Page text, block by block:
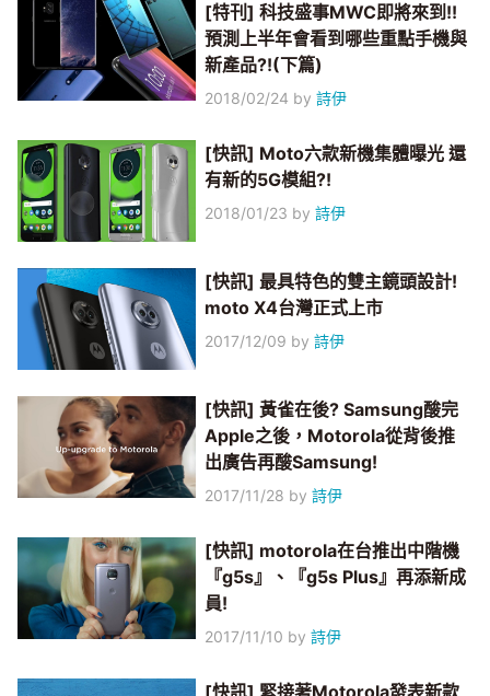
[特刊] 科技盛事MWC即將來到!!
預測上半年會看到哪些重點手機與
新產品?!(下篇)
2018/02/24 by詩伊
[快訊] Moto六款新機集體曝光 還
有新的5G模組?!
2018/01/23 by詩伊
[快訊] 最具特色的雙主鏡頭設計!
moto X4台灣正式上市
2017/12/09 by詩伊
[快訊] 黃雀在後? Samsung酸完
Apple之後，Motorola從背後推
出廣告再酸Samsung!
2017/11/28 by詩伊
[快訊] motorola在台推出中階機
『g5s』、『g5s Plus』再添新成
員!
2017/11/10 by詩伊